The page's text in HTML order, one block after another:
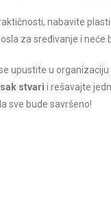
nabavite
za sređivanje i neće
upustite u
stvari i rešavajte
sve bude savršeno!